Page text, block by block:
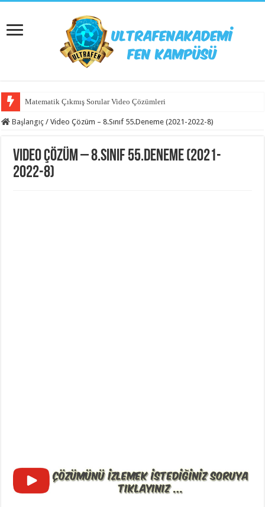
Matematik Çıkmış Sorular Video Çözümleri
Başlangıç / Video Çözüm – 8.Sınıf 55.Deneme (2021-2022-8)
Video Çözüm – 8.Sınıf 55.Deneme (2021-
2022-8)